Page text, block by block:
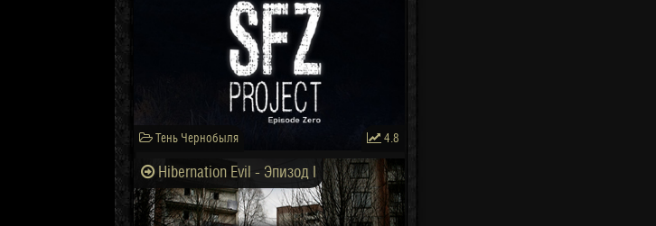
Тень Чернобыля 4.8
Hibernation Evil - Эпизод I